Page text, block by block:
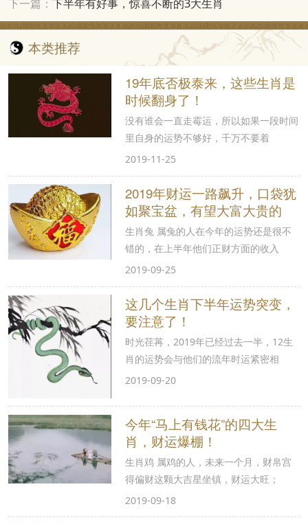
下一篇： 下半年有好事，惊喜不断的3大生肖
本类推荐
19年底否极泰来，这些生肖是
时候翻身了！
没有谁会一直走霉运，所以如果一段时间
里自身的运势不够好，千万不要着
2019-11-25
2019年财运一路飙升，口袋犹
如聚宝盆，有望大富大贵的
生肖兔 属兔的人在今年的运势还是很不
错的，在上半年他们正财方面的收入
2019-09-25
这几个生肖下半年运势突变，
要注意了！
时光荏苒，2019年已经过去一半，12生
肖的运势会与他们的流年时运紧密相
2019-09-20
今年“马上有钱花”的四大生
肖，财运爆棚！
生肖鸡 属鸡的人，未来一个月，财帛宫
得偏财这颗大吉星坐镇，财运大旺；
2019-09-18